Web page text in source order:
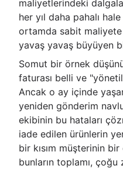
maliyetlerindeki
her yıl daha pahalı
ortamda sabit
yavaş yavaş büyüyen
Somut bir örnek
faturası belli ve
Ancak o ay içinde
yeniden gönderim
ekibinin bu hataları
iade edilen ürünlerin
bir kısım müşterinin
bunların toplamı,